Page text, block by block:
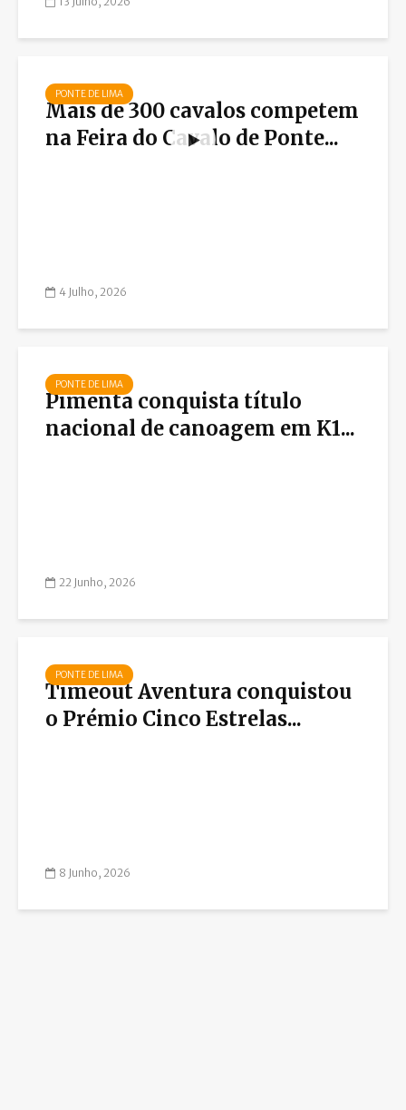
PONTE DE LIMA
Mais de 300 cavalos competem
na Feira do Cavalo de Ponte...
4 Julho, 2026
PONTE DE LIMA
Pimenta conquista título
nacional de canoagem em K1...
22 Junho, 2026
PONTE DE LIMA
Timeout Aventura conquistou
o Prémio Cinco Estrelas...
8 Junho, 2026